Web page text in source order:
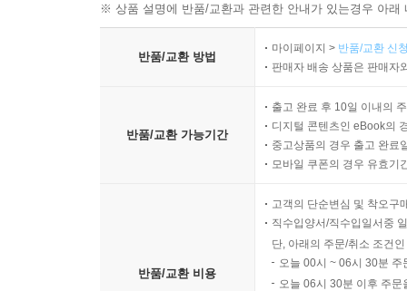
※ 상품 설명에 반품/교환과 관련한 안내가 있는경우 아
반품/교환 방법
마이페이지 > 반품/교환 신
판매자 배송 상품은 판매자
반품/교환 가능기간
출고 완료 후 10일 이내의
디지털 콘텐츠인 eBook의
중고상품의 경우 출고 완료
모바일 쿠폰의 경우 유효기
반품/교환 비용
고객의 단순변심 및 착오구
직수입양서/직수입일서중
단, 아래의 주문/취소 조건
오늘 00시 ~ 06시 30분
오늘 06시 30분 이후 주